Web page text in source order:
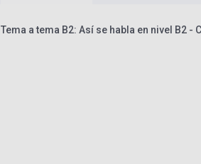
Tema a tema B2: Así se habla en nivel B2